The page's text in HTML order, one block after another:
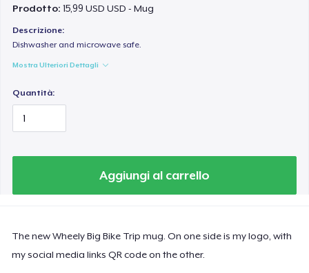
Prodotto:15,99 USD USD - Mug
Descrizione:
Dishwasher and microwave safe.
Mostra Ulteriori Dettagli
Quantità:
Aggiungi al carrello
The new Wheely Big Bike Trip mug. On one side is my logo, with
my social media links QR code on the other.